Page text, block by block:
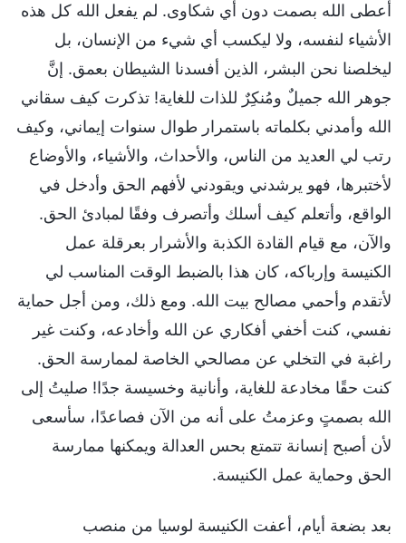
أعطى الله بصمت دون أي شكاوى. لم يفعل الله كل هذه
الأشياء لنفسه، ولا ليكسب أي شيء من الإنسان، بل
ليخلصنا نحن البشر، الذين أفسدنا الشيطان بعمق. إنَّ
جوهر الله جميلٌ ومُنكِرٌ للذات للغاية! تذكرت كيف سقاني
الله وأمدني بكلماته باستمرار طوال سنوات إيماني، وكيف
رتب لي العديد من الناس، والأحداث، والأشياء، والأوضاع
لأختبرها، فهو يرشدني ويقودني لأفهم الحق وأدخل في
الواقع، وأتعلم كيف أسلك وأتصرف وفقًا لمبادئ الحق.
والآن، مع قيام القادة الكذبة والأشرار بعرقلة عمل
الكنيسة وإرباكه، كان هذا بالضبط الوقت المناسب لي
لأتقدم وأحمي مصالح بيت الله. ومع ذلك، ومن أجل حماية
نفسي، كنت أخفي أفكاري عن الله وأخادعه، وكنت غير
راغبة في التخلي عن مصالحي الخاصة لممارسة الحق.
كنت حقًا مخادعة للغاية، وأنانية وخسيسة جدًا! صليتُ إلى
الله بصمتٍ وعزمتُ على أنه من الآن فصاعدًا، سأسعى
لأن أصبح إنسانة تتمتع بحس العدالة ويمكنها ممارسة
الحق وحماية عمل الكنيسة.
بعد بضعة أيام، أعفت الكنيسة لوسيا من منصب